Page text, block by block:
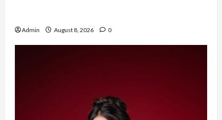
Admin August 8, 2026 0